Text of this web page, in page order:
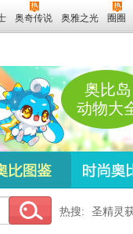
奥奇传说 奥雅之光 圈圈
奥比岛
动物大
热搜: 圣精灵